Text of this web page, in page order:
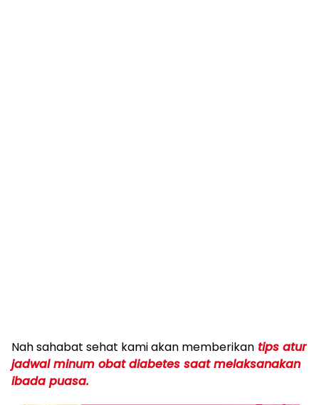
Nah sahabat sehat kami akan memberikan tips atur
jadwal minum obat diabetes saat melaksanakan
ibada puasa.